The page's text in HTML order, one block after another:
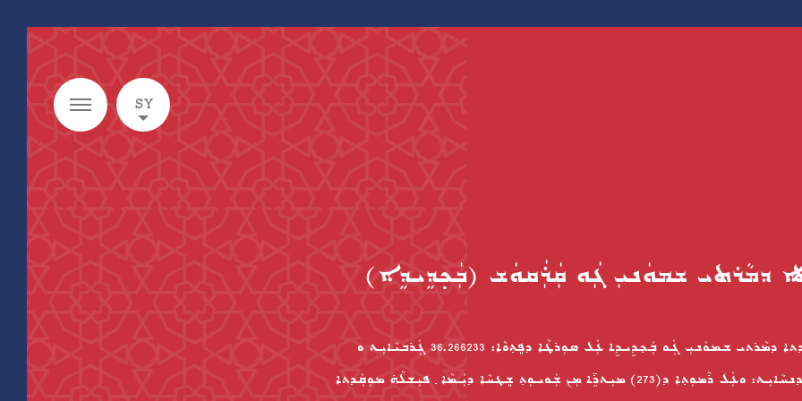
SY
ܕܡܵܪܬܝ ܫܡܘܿܢܝܼ ܓܲܘ ܩܲܪܲܩܘܿܫ (ܒܲܟ݂ܕܹܝܕܹܐ)
ܢܵܦܠܵܐ ܥܹܕܬܐ ܕܡܵܪܬܝ ܫܡܘܿܢܝܼ ܓܲܘ ܒܲܟ݂ܕܹܝܕܹܐ ܥܲܠ ܣܘܼܪܛܵܐ ܕܦܸܬ݂ܘܵܐ: 36.266233 ܓܲܪܒܝܵܐܝܼܬ ܘ
43.375325ܡܲܕܢܚܵܐܝܼܬ: ܘܥܲܠ ܪܵܡܘܼܬ݂ܐ ܕ(273) ܡܝܼܬܪܹ̈ܐ ܡܼܢ ܫܲܘܝܘܼܬ݂ ܫܸܛܚܵܐ ܕܝܲܡܵܐ ݂ ܦܝܼܫܠܵܗ̇ ܡܘܼܩܲܕܬܐ